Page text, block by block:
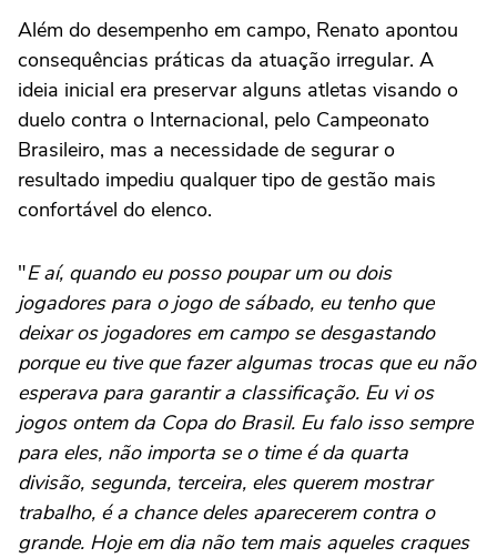
Além do desempenho em campo, Renato apontou
consequências práticas da atuação irregular. A
ideia inicial era preservar alguns atletas visando o
duelo contra o Internacional, pelo Campeonato
Brasileiro, mas a necessidade de segurar o
resultado impediu qualquer tipo de gestão mais
confortável do elenco.
"E aí, quando eu posso poupar um ou dois
jogadores para o jogo de sábado, eu tenho que
deixar os jogadores em campo se desgastando
porque eu tive que fazer algumas trocas que eu não
esperava para garantir a classificação. Eu vi os
jogos ontem da Copa do Brasil. Eu falo isso sempre
para eles, não importa se o time é da quarta
divisão, segunda, terceira, eles querem mostrar
trabalho, é a chance deles aparecerem contra o
grande. Hoje em dia não tem mais aqueles craques